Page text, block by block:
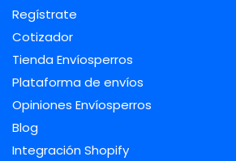
Regístrate
Cotizador
Tienda Envíosperros
Plataforma de envíos
Opiniones Envíosperros
Blog
Integración Shopify